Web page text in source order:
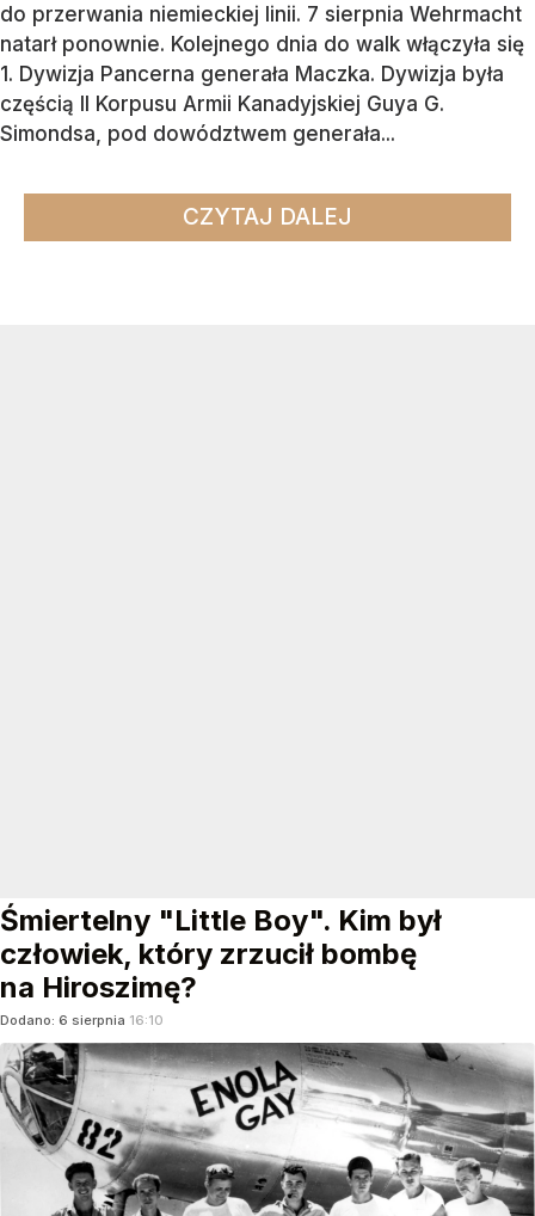
do przerwania niemieckiej linii. 7 sierpnia Wehrmacht
natarł ponownie. Kolejnego dnia do walk włączyła się
1. Dywizja Pancerna generała Maczka. Dywizja była
częścią II Korpusu Armii Kanadyjskiej Guya G.
Simondsa, pod dowództwem generała...
CZYTAJ DALEJ
Śmiertelny "Little Boy". Kim był
człowiek, który zrzucił bombę
na Hiroszimę?
Dodano: 6 sierpnia 16:10